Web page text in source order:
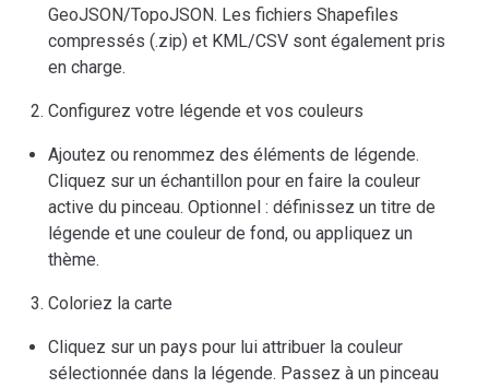
GeoJSON/TopoJSON. Les fichiers Shapefiles
compressés (.zip) et KML/CSV sont également pris
en charge.
Configurez votre légende et vos couleurs
Ajoutez ou renommez des éléments de légende.
Cliquez sur un échantillon pour en faire la couleur
active du pinceau. Optionnel : définissez un titre de
légende et une couleur de fond, ou appliquez un
thème.
Coloriez la carte
Cliquez sur un pays pour lui attribuer la couleur
sélectionnée dans la légende. Passez à un pinceau